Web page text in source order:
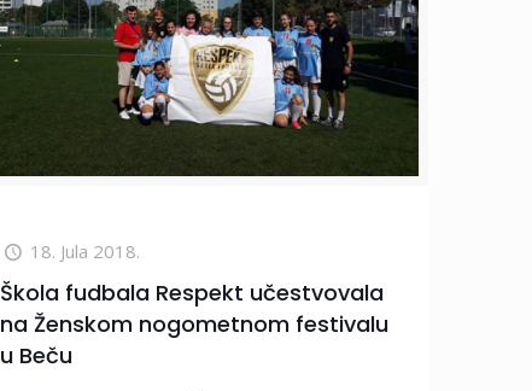
18. Jula 2018.
Škola fudbala Respekt učestvovala
na Ženskom nogometnom festivalu
u Beču